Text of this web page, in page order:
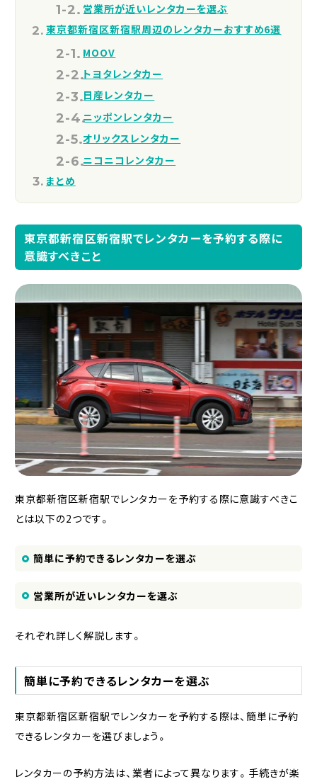
営業所が近いレンタカーを選ぶ
東京都新宿区新宿駅周辺のレンタカーおすすめ6選
MOOV
トヨタレンタカー
日産レンタカー
ニッポンレンタカー
オリックスレンタカー
ニコニコレンタカー
まとめ
東京都新宿区新宿駅でレンタカーを予約する際に
意識すべきこと
東京都新宿区新宿駅でレンタカーを予約する際に意識すべきこ
とは以下の2つです。
簡単に予約できるレンタカーを選ぶ
営業所が近いレンタカーを選ぶ
それぞれ詳しく解説します。
簡単に予約できるレンタカーを選ぶ
東京都新宿区新宿駅でレンタカーを予約する際は、簡単に予約
できるレンタカーを選びましょう。
レンタカーの予約方法は、業者によって異なります。手続きが楽